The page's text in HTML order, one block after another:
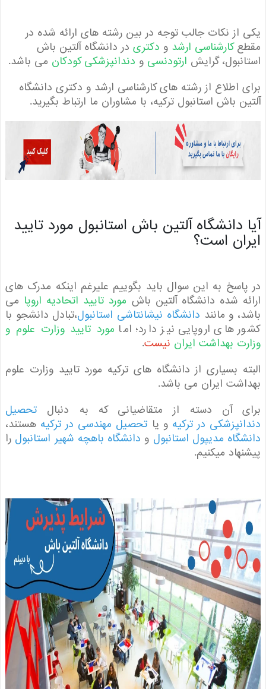
نکات جالب توجه در بین رشته های ارائه شده در
کارشناسی ارشد ودکتریدر دانشگاه آلتین باش
گرایشارتودنسیودندانپزشکی کودکانمی باشد.
اطلاع از رشته های کارشناسی ارشد و دکتری دانشگاه
باش استانبول ترکیه، با مشاوران ما ارتباط بگیرید.
دانشگاه آلتین باش استانبول مورد تایید
است؟
به این سوال باید بگوییم علیرغم اینکه مدرک های
شده دانشگاه آلتین باشمورد تایید اتحادیه اروپا می
و ماننددانشگاه نیشانتاشی استانبول،تبادل دانشجو با
های اروپایی نیز دارد؛ اما مورد تایید وزارت علوم و
بهداشت ایران نیست.
بسیاری از دانشگاه های ترکیه مورد تایید وزارت علوم
ایران می باشد.
آن دسته از متقاضیانی که به دنبالتحصیل
در ترکیهو یا تحصیل مهندسی در ترکیه هستند،
مدیپول استانبولودانشگاه باهچه شهیر استانبولرا
میکنیم.